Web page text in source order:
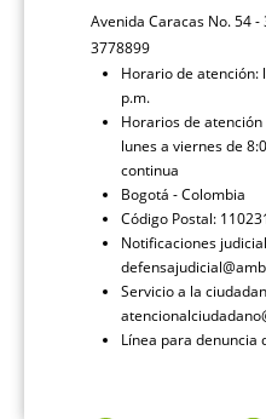
Avenida Caracas No. 54
3778899
Horario de atención:
p.m.
Horarios de
lunes a viernes de
continua
Bogotá - Colombia
Código Postal:
Notificaciones
Servicio a la
Línea para denuncia